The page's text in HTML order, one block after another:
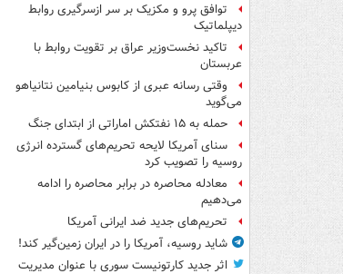
توافق پرو و مکزیک بر سر ازسرگیری روابط
دیپلماتیک
تاکید نخست‌وزیر عراق بر تقویت روابط با
عربستان
وقتی رسانه عبری از کابوس بنیامین نتانیاهو
می‌گوید
حمله به ۱۵ نفتکش‌ اماراتی از ابتدای جنگ
سنای آمریکا لایحه تحریم‌های گسترده انرژی
روسیه را تصویب کرد
معادله محاصره در برابر محاصره را ادامه
می‌دهیم
تحریم‌های جدید ضد ایرانی آمریکا
شاید روسیه، آمریکا را در ایران زمین‌گیر کند!
اثر جدید کارتونیست سوری با عنوان مدیریت